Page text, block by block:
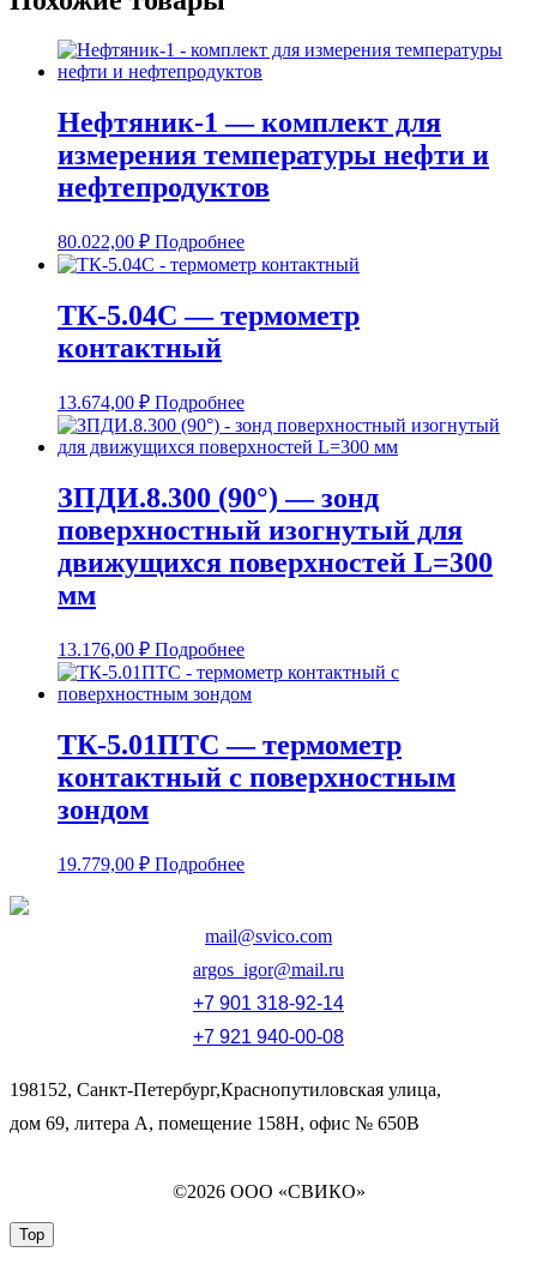
Нефтяник-1 — комплект для
измерения температуры нефти и
нефтепродуктов
80.022,00 ₽ Подробнее
ТК-5.04С — термометр
контактный
13.674,00 ₽ Подробнее
ЗПДИ.8.300 (90°) — зонд
поверхностный изогнутый для
движущихся поверхностей L=300
мм
13.176,00 ₽ Подробнее
ТК-5.01ПТС — термометр
контактный с поверхностным
зондом
19.779,00 ₽ Подробнее
mail@svico.com
argos_igor@mail.ru
+7 901 318-92-14
+7 921 940-00-08
198152, Санкт-Петербург,Краснопутиловская улица,
дом 69, литера А, помещение 158Н, офис № 650В
©2026 ООО «СВИКО»
Top